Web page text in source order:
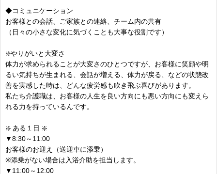
◆コミュニケーション
お客様との会話、ご家族との連絡、チーム内の共有
（日々の小さな変化に気づくことも大事な役割です）
❇️やりがいと大変さ
体力が求められることが大変さのひとつですが、お客様に笑顔や明
るい気持ちが生まれる、会話が増える、体力が戻る、などの状態改
善を実感した時は、どんな疲労感も吹き飛ぶ喜びがあります。
私たち介護職は、お客様の人生を良い方向にも悪い方向にも変えら
れる力を持っているんです。
❇️ ある１日 ❇️
▼8:30～11:00
お客様のお迎え（送迎車に添乗）
※添乗がない場合は入浴介助を担当します。
▼11:00～12:00